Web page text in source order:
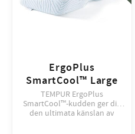
ErgoPlus
SmartCool™ Large
TEMPUR ErgoPlus
SmartCool™-kudden ger dig
den ultimata känslan av